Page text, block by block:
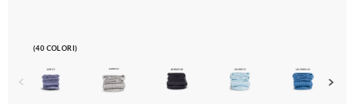
(40 COLORI)